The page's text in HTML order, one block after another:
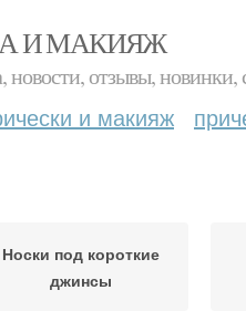
И МАКИЯЖ
отзывы, новинки,
и макияж
Носки под короткие
джинсы